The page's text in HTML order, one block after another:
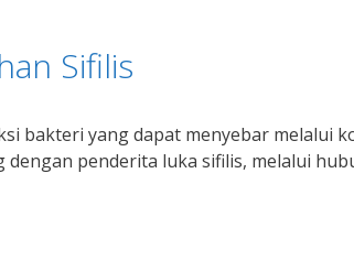
Sifilis
bakteri yang dapat menyebar melalui
penderita luka sifilis, melalui